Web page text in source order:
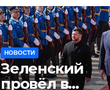
НОВОСТИ
Зеленский
провёл в